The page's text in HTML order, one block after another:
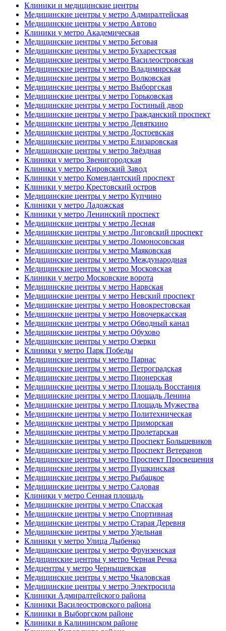
Клиники и медицинские центры
Медицинские центры у метро Адмиралтейская
Медицинские центры у метро Автово
Клиники у метро Академическая
Медицинские центры у метро Беговая
Медицинские центры у метро Бухарестская
Медицинские центры у метро Василеостровская
Медицинские центры у метро Владимирская
Медицинские центры у метро Волковская
Медицинские центры у метро Выборгская
Медицинские центры у метро Горьковская
Медицинские центры у метро Гостиный двор
Медицинские центры у метро Гражданский проспект
Медицинские центры у метро Девяткино
Медицинские центры у метро Достоевская
Медицинские центры у метро Елизаровская
Медицинские центры у метро Звёздная
Клиники у метро Звенигородская
Клиники у метро Кировский Завод
Клиники у метро Комендантский проспект
Клиники у метро Крестовский остров
Медицинские центры у метро Купчино
Клиники у метро Ладожская
Клиники у метро Ленинский проспект
Медицинские центры у метро Лесная
Медицинские центры у метро Лиговский проспект
Медицинские центры у метро Ломоносовская
Медицинские центры у метро Маяковская
Медицинские центры у метро Международная
Медицинские центры у метро Московская
Клиники у метро Московские ворота
Медицинские центры у метро Нарвская
Медицинские центры у метро Невский проспект
Медицинские центры у метро Новокрестовская
Медицинские центры у метро Новочеркасская
Медицинские центры у метро Обводный канал
Медицинские центры у метро Обухово
Медицинские центры у метро Озерки
Клиники у метро Парк Победы
Медицинские центры у метро Парнас
Медицинские центры у метро Петроградская
Медицинские центры у метро Пионерская
Медицинские центры у метро Площадь Восстания
Медицинские центры у метро Площадь Ленина
Медицинские центры у метро Площадь Мужества
Медицинские центры у метро Политехническая
Медицинские центры у метро Приморская
Медицинские центры у метро Пролетарская
Медицинские центры у метро Проспект Большевиков
Медицинские центры у метро Проспект Ветеранов
Медицинские центры у метро Проспект Просвещения
Медицинские центры у метро Пушкинская
Медицинские центры у метро Рыбацкое
Медицинские центры у метро Садовая
Клиники у метро Сенная площадь
Медицинские центры у метро Спасская
Медицинские центры у метро Спортивная
Медицинские центры у метро Старая Деревня
Медицинские центры у метро Удельная
Клиники у метро Улица Дыбенко
Медицинские центры у метро Фрунзенская
Медицинские центры у метро Черная Речка
Медцентры у метро Чернышевская
Медицинские центры у метро Чкаловская
Медицинские центры у метро Электросила
Клиники Адмиралтейского района
Клиники Василеостровского района
Клиники в Выборгском районе
Клиники в Калининском районе